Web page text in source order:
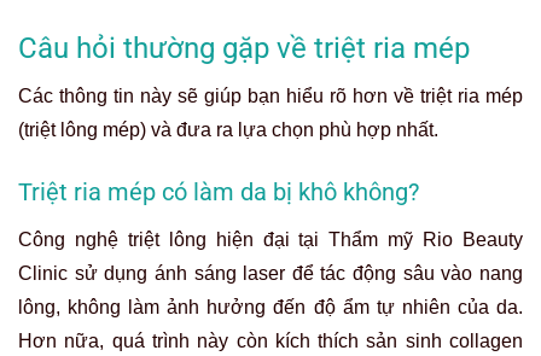
Câu hỏi thường gặp về triệt ria mép
Các thông tin này sẽ giúp bạn hiểu rõ hơn về triệt ria mép
(triệt lông mép) và đưa ra lựa chọn phù hợp nhất.
Triệt ria mép có làm da bị khô không?
Công nghệ triệt lông hiện đại tại Thẩm mỹ Rio Beauty
Clinic sử dụng ánh sáng laser để tác động sâu vào nang
lông, không làm ảnh hưởng đến độ ẩm tự nhiên của da.
Hơn nữa, quá trình này còn kích thích sản sinh collagen